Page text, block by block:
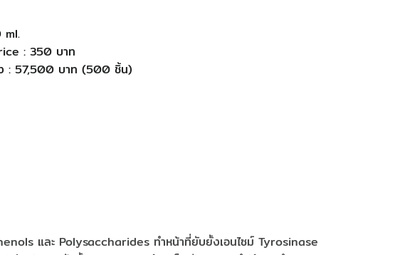
ml.​​​
: 350 บาท​​​​​​
: 57,500 บาท (500 ชิ้น)​​​​​​
และ Polysaccharides ทำหน้าที่ยับยั้งเอนไซม์ Tyrosinase